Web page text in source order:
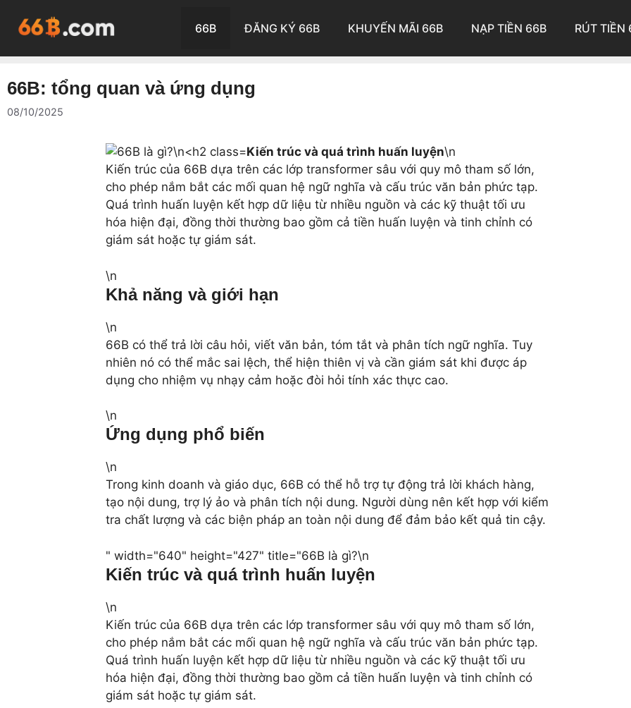
đến
dung
66B ĐĂNG KÝ 66B KHUYẾN MÃI 66B NẠP TIỀN 66B RÚT TIỀN
66B: tổng quan và ứng dụng
08/10/2025
Kiến trúc và quá trình huấn luyện\n
Kiến trúc của 66B dựa trên các lớp transformer sâu với quy mô tham số lớn,
cho phép nắm bắt các mối quan hệ ngữ nghĩa và cấu trúc văn bản phức tạp.
Quá trình huấn luyện kết hợp dữ liệu từ nhiều nguồn và các kỹ thuật tối ưu
hóa hiện đại, đồng thời thường bao gồm cả tiền huấn luyện và tinh chỉnh có
giám sát hoặc tự giám sát.
\n
Khả năng và giới hạn
\n
66B có thể trả lời câu hỏi, viết văn bản, tóm tắt và phân tích ngữ nghĩa. Tuy
nhiên nó có thể mắc sai lệch, thể hiện thiên vị và cần giám sát khi được áp
dụng cho nhiệm vụ nhạy cảm hoặc đòi hỏi tính xác thực cao.
\n
Ứng dụng phổ biến
\n
Trong kinh doanh và giáo dục, 66B có thể hỗ trợ tự động trả lời khách hàng,
tạo nội dung, trợ lý ảo và phân tích nội dung. Người dùng nên kết hợp với kiểm
tra chất lượng và các biện pháp an toàn nội dung để đảm bảo kết quả tin cậy.
" width="640" height="427" title="66B là gì?\n
Kiến trúc và quá trình huấn luyện
\n
Kiến trúc của 66B dựa trên các lớp transformer sâu với quy mô tham số lớn,
cho phép nắm bắt các mối quan hệ ngữ nghĩa và cấu trúc văn bản phức tạp.
Quá trình huấn luyện kết hợp dữ liệu từ nhiều nguồn và các kỹ thuật tối ưu
hóa hiện đại, đồng thời thường bao gồm cả tiền huấn luyện và tinh chỉnh có
giám sát hoặc tự giám sát.